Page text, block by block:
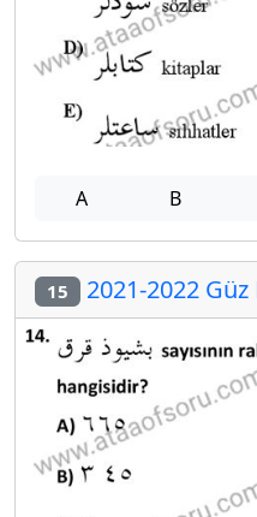
A B
15 2021-2022 Güz